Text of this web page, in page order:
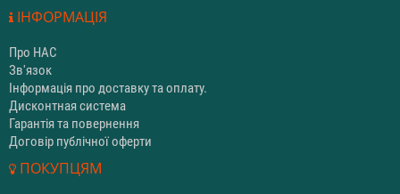
ІНФОРМАЦІЯ
Про НАС
Зв'язок
Інформація про доставку та оплату.
Дисконтная система
Гарантія та повернення
Договір публічної оферти
ПОКУПЦЯМ